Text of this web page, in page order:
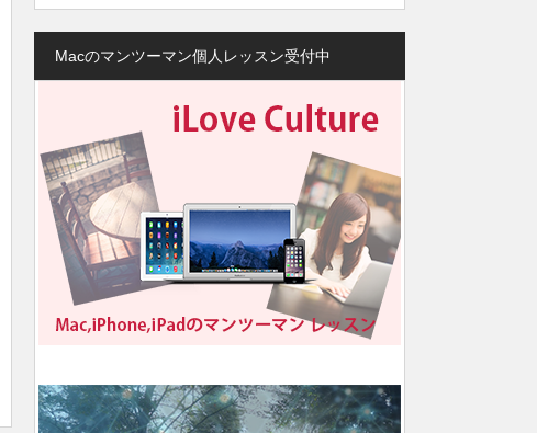
Macのマンツーマン個人レッスン受付中